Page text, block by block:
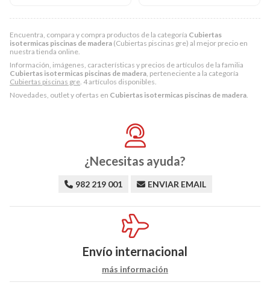
Encuentra, compara y compra productos de la categoría Cubiertas
isotermicas piscinas de madera (Cubiertas piscinas gre) al mejor precio en
nuestra tienda online.
Información, imágenes, características y precios de artículos de la familia
Cubiertas isotermicas piscinas de madera , perteneciente a la categoría
Cubiertas piscinas gre . 4 artículos disponibles.
Novedades, outlet y ofertas en Cubiertas isotermicas piscinas de madera
¿Necesitas ayuda?
982 219 001 ENVIAR EMAIL
Envío internacional
más información